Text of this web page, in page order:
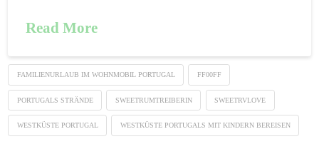
Read More
FAMILIENURLAUB IM WOHNMOBIL PORTUGAL FF00FF
PORTUGALS STRÄNDE SWEETRUMTREIBERIN SWEETRVLOVE
WESTKÜSTE PORTUGAL WESTKÜSTE PORTUGALS MIT KINDERN BEREISEN